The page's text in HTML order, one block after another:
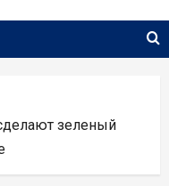
зеленый